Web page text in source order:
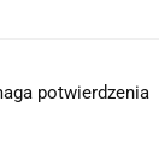
potwierdzenia